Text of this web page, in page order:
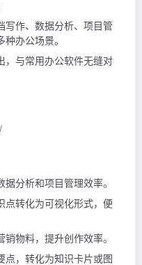
写作、数据分析、项目管
办公场景。
，与常用办公软件无缝对
分析和项目管理效率。
点转化为可视化形式，便
物料，提升创作效率。
点，转化为知识卡片或图